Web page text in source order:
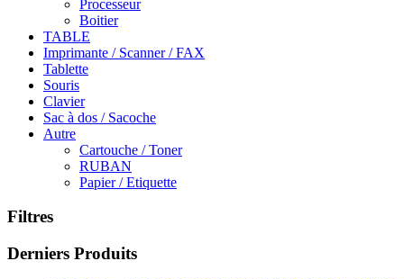
Processeur
Boitier
TABLE
Imprimante / Scanner / FAX
Tablette
Souris
Clavier
Sac à dos / Sacoche
Autre
Cartouche / Toner
RUBAN
Papier / Etiquette
Filtres
Derniers Produits